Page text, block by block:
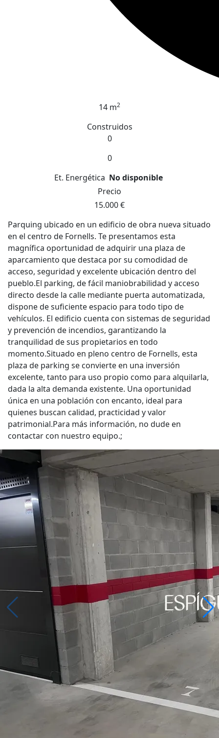
14 m2
Construidos
0
0
Et. Energética No disponible
Precio
15.000 €
Parquing ubicado en un edificio de obra nueva situado
en el centro de Fornells. Te presentamos esta
magnífica oportunidad de adquirir una plaza de
aparcamiento que destaca por su comodidad de
acceso, seguridad y excelente ubicación dentro del
pueblo.El parking, de fácil maniobrabilidad y acceso
directo desde la calle mediante puerta automatizada,
dispone de suficiente espacio para todo tipo de
vehículos. El edificio cuenta con sistemas de seguridad
y prevención de incendios, garantizando la
tranquilidad de sus propietarios en todo
momento.Situado en pleno centro de Fornells, esta
plaza de parking se convierte en una inversión
excelente, tanto para uso propio como para alquilarla,
dada la alta demanda existente. Una oportunidad
única en una población con encanto, ideal para
quienes buscan calidad, practicidad y valor
patrimonial.Para más información, no dude en
contactar con nuestro equipo.;